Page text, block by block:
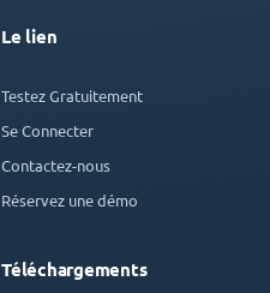
Le lien
Testez Gratuitement
Se Connecter
Contactez-nous
Réservez une démo
Téléchargements